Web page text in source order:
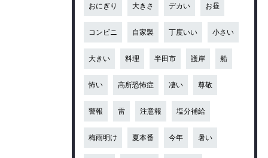
おにぎり 大きさ デカい お昼
コンビニ 自家製 丁度いい 小さい
大きい 料理 半田市 護岸 船
怖い 高所恐怖症 凄い 尊敬
警報 雷 注意報 塩分補給
梅雨明け 夏本番 今年 暑い